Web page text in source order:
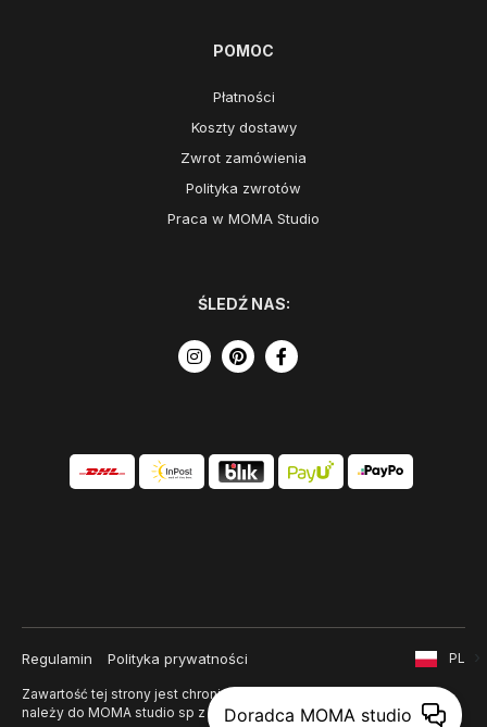
POMOC
Płatności
Koszty dostawy
Zwrot zamówienia
Polityka zwrotów
Praca w MOMA Studio
ŚLEDŹ NAS:
Regulamin Polityka prywatności
Zawartość tej strony jest chroniona prawem autorskim i
należy do MOMA studio sp z o. o.
PL
Doradca MOMA studio